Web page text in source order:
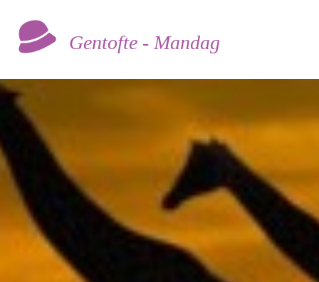
Gentofte - Mandag